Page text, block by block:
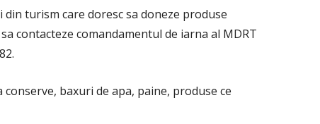
turism care doresc sa doneze produse
contacteze comandamentul de iarna al MDRT
baxuri de apa, paine, produse ce